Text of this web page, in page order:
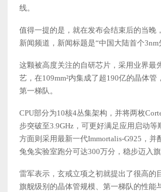
线。
值得一提的是，就在发布会结束后的当晚
新闻频道，新闻标题是“中国大陆首个3nm
这颗被高度关注的自研芯片，采用业界最
艺，在109mm²内集成了超190亿的晶体
第一梯队。
CPU部分为10核4丛集架构，并将两枚
步突破至3.9GHz，可更好满足应用启动等
方面则采用最新一代Immortalis-G925，并
兔兔实验室跑分可达300万分，稳步迈入
雷军表示，玄戒立项之初就提出了很高的
旗舰级别的晶体管规模、第一梯队的性能